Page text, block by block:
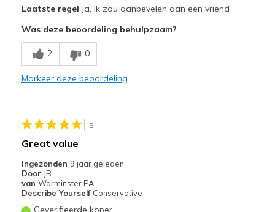
Durable
Minpunten
High Quality
Casual Wear
Sizing
View On Shoes
Shoes are for Wearing
Laatste regel Ja, ik zou aanbevelen aan een vriend
Was deze beoordeling behulpzaam?
2 0
Markeer deze beoordeling
5
Great value
Ingezonden 9 jaar geleden
Door JB
van Warminster PA
Describe Yourself Conservative
Geverifieerde koper